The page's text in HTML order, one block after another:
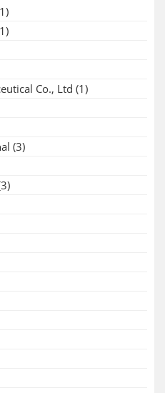
Co., Ltd (1)
(3)